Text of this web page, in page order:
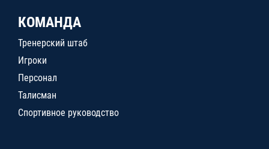
КОМАНДА
Тренерский штаб
Игроки
Персонал
Талисман
Спортивное руководство